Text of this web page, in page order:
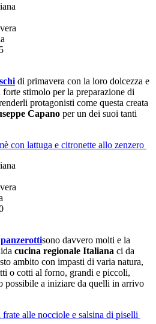
di primavera con la loro dolcezza e
forte stimolo per la preparazione di
protagonisti come questa creata
Capano per un dei suoi tanti
con lattuga e citronette allo zenzero
panzerottisono davvero molti e la
cucina regionale Italiana ci da
ambito con impasti di varia natura,
o cotti al forno, grandi e piccoli,
possibile a iniziare da quelli in arrivo
alle nocciole e salsina di piselli